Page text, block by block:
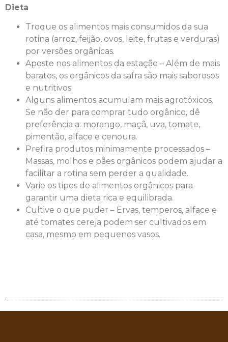
Dieta
Troque os alimentos mais consumidos da sua
rotina (arroz, feijão, ovos, leite, frutas e verduras)
por versões orgânicas.
Aposte nos alimentos da estação – Além de mais
baratos, os orgânicos da safra são mais saborosos
e nutritivos.
Alguns alimentos acumulam mais agrotóxicos.
Se não der para comprar tudo orgânico, dê
preferência a: morango, maçã, uva, tomate,
pimentão, alface e cenoura.
Prefira produtos minimamente processados –
Massas, molhos e pães orgânicos podem ajudar a
facilitar a rotina sem perder a qualidade.
Varie os tipos de alimentos orgânicos para
garantir uma dieta rica e equilibrada.
Cultive o que puder – Ervas, temperos, alface e
até tomates cereja podem ser cultivados em
casa, mesmo em pequenos vasos.